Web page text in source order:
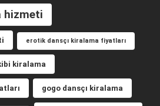
hizmeti
erotik dansçı kiralama fiyatları
kiralama
gogo dansçı kiralama